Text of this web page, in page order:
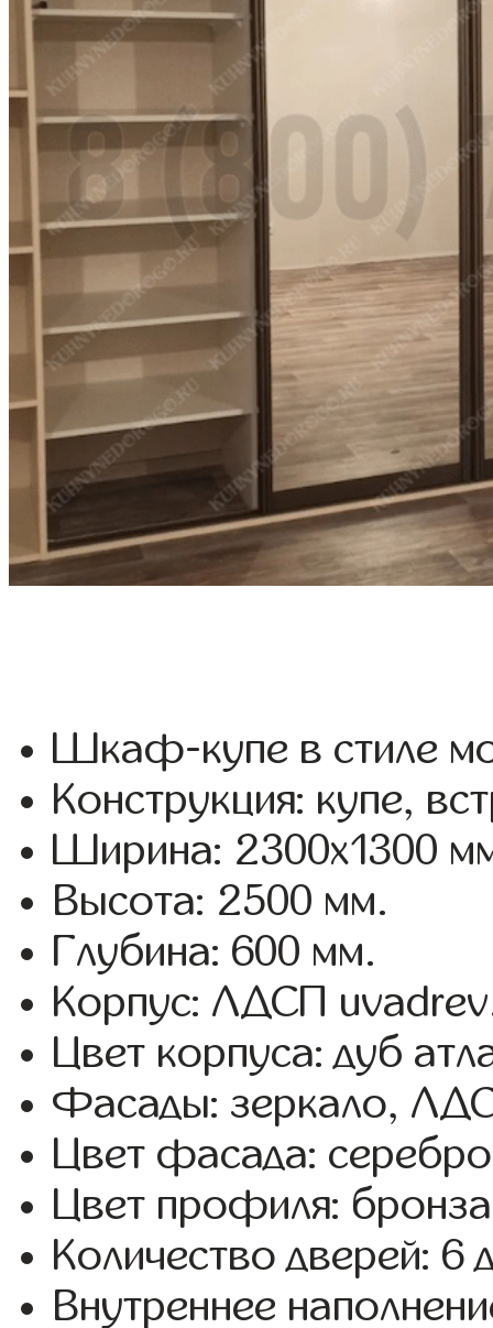
Шкаф-купе в стиле
Конструкция: купе,
Ширина: 2300x1300
Высота: 2500 мм.
Глубина: 600 мм.
Корпус: ЛДСП
Цвет корпуса: дуб
Фасады: зеркало,
Цвет фасада:
Цвет профиля:
Количество дверей: 6
Внутреннее